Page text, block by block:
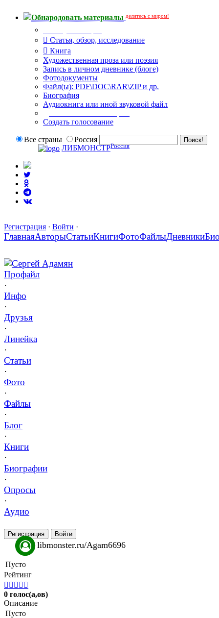
Обнародовать материалы делитесь с миром!
Статья, обзор, исследование
Книга
Художественная проза или поэзия
Запись в личном дневнике (блоге)
Фотодокументы
Файл(ы): PDF\DOC\RAR\ZIP и др.
Биография
Аудиокнига или иной звуковой файл
Создать голосование
Все страны
Россия
ЛИБМОНСТРРоссия
Регистрация · Войти ·
ГлавнаяАвторыСтатьиКнигиФотоФайлыДневники
Сергей Адамян
Профайл
·
Инфо
·
Друзья
·
Линейка
·
Статьи
·
Фото
·
Файлы
·
Блог
·
Книги
·
Биографии
·
Опросы
·
Аудио
Регистрация Войти
libmonster.ru/Agam6696
Пусто
Рейтинг
    
0 голос(а,ов)
Описание
Пусто